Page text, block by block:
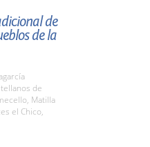
de
de la
de
Matilla
el Chico,